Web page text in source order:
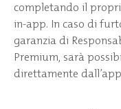
completando il
in-app. In caso di
garanzia di
Premium, sarà
direttamente